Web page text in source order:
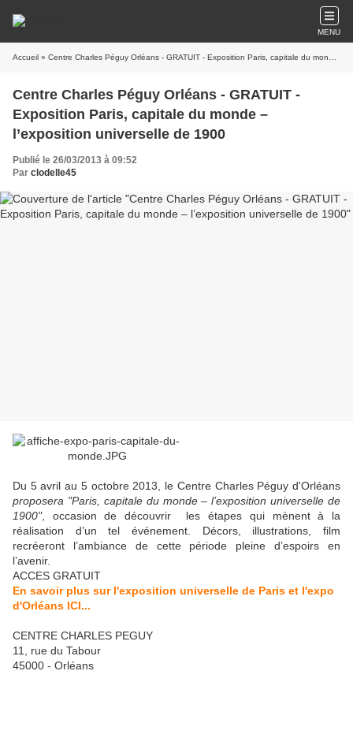
MENU
Accueil » Centre Charles Péguy Orléans - GRATUIT - Exposition Paris, capitale du monde – l’exposition universelle de 1900
Centre Charles Péguy Orléans - GRATUIT -
Exposition Paris, capitale du monde –
l’exposition universelle de 1900
Publié le 26/03/2013 à 09:52
Par clodelle45
Du 5 avril au 5 octobre 2013, le Centre Charles Péguy d'Orléans
proposera "Paris, capitale du monde – l’exposition universelle de
1900", occasion de découvrir les étapes qui mènent à la
réalisation d’un tel événement. Décors, illustrations, film
recréeront l’ambiance de cette période pleine d’espoirs en
l’avenir.
ACCES GRATUIT
En savoir plus sur l'exposition universelle de Paris et l'expo
d'Orléans ICI...
CENTRE CHARLES PEGUY
11, rue du Tabour
45000 - Orléans